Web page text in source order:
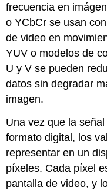
frecuencia en
o YCbCr se usan
de video en
YUV o modelos de
U y V se pueden
datos sin degradar
imagen.
Una vez que la
formato digital, los
representar en un
píxeles. Cada píxel
pantalla de video, y